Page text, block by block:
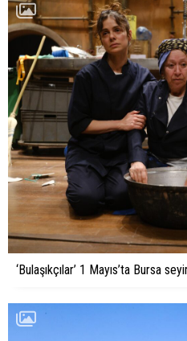
‘Bulaşıkçılar’ 1 Mayıs’ta Bursa